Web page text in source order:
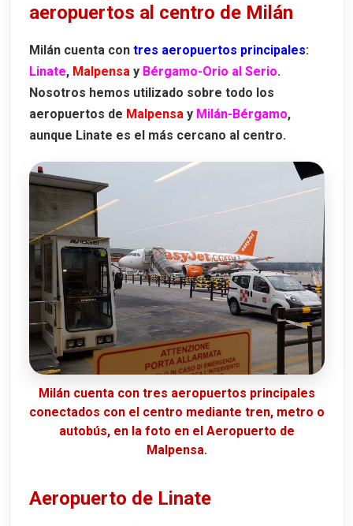
aeropuertos al centro de Milán
Milán cuenta con tres aeropuertos principales:
Linate, Malpensa y Bérgamo-Orio al Serio.
Nosotros hemos utilizado sobre todo los
aeropuertos de Malpensa y Milán-Bérgamo,
aunque Linate es el más cercano al centro.
Milán cuenta con tres aeropuertos principales
conectados con el centro mediante tren, metro o
autobús, en la foto en el Aeropuerto de
Malpensa.
Aeropuerto de Linate